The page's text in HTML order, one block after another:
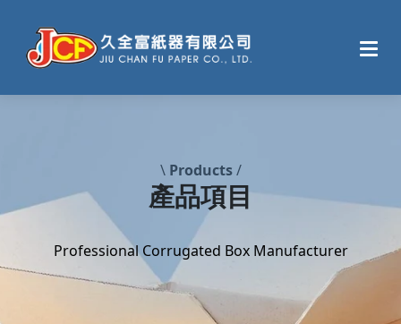
\ Products/
產品項目
Professional Corrugated Box Manufacturer